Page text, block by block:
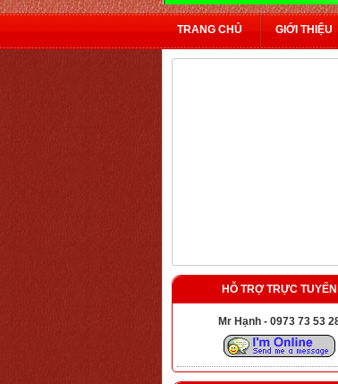
TRANG CHỦ GIỚI THIỆU
LIÊN HỆ
HỖ TRỢ TRỰC TUYẾN
Mr Hạnh - 0973 73 53